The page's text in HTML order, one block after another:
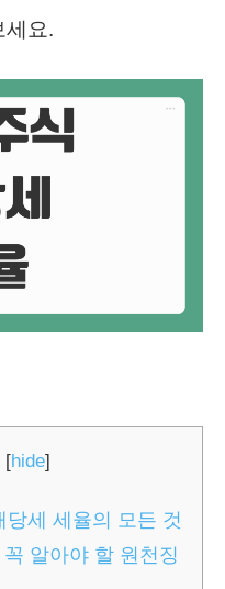
세요.
[hide]
세 세율의 모든 것
알아야 할 원천징